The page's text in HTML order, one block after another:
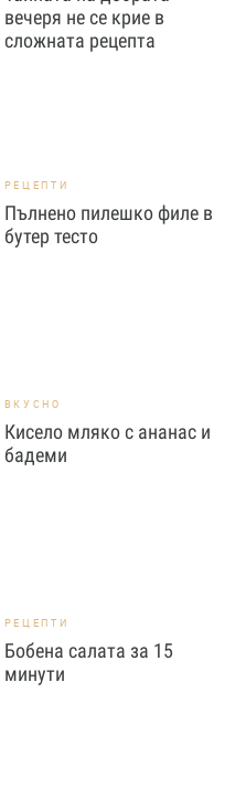
вечеря не се крие в
сложната рецепта
РЕЦЕПТИ
Пълнено пилешко филе в
бутер тесто
ВКУСНО
Кисело мляко с ананас и
бадеми
РЕЦЕПТИ
Бобена салата за 15
минути